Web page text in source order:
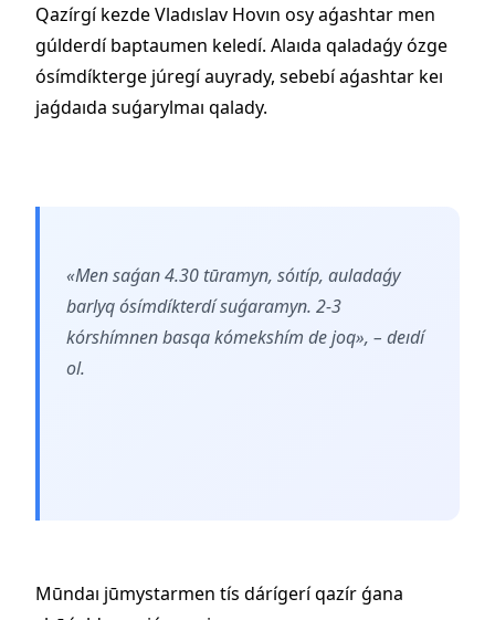
Qazírgí kezde Vladıslav Hovın osy aǵashtar men
gúlderdí baptaumen keledí. Alaıda qaladaǵy ózge
ósímdíkterge júregí auyrady, sebebí aǵashtar keı
jaǵdaıda suǵarylmaı qalady.
«Men saǵan 4.30 tūramyn, sóıtíp, auladaǵy
barlyq ósímdíkterdí suǵaramyn. 2-3
kórshímnen basqa kómekshím de joq», – deıdí
ol.
Mūndaı jūmystarmen tís dárígerí qazír ǵana